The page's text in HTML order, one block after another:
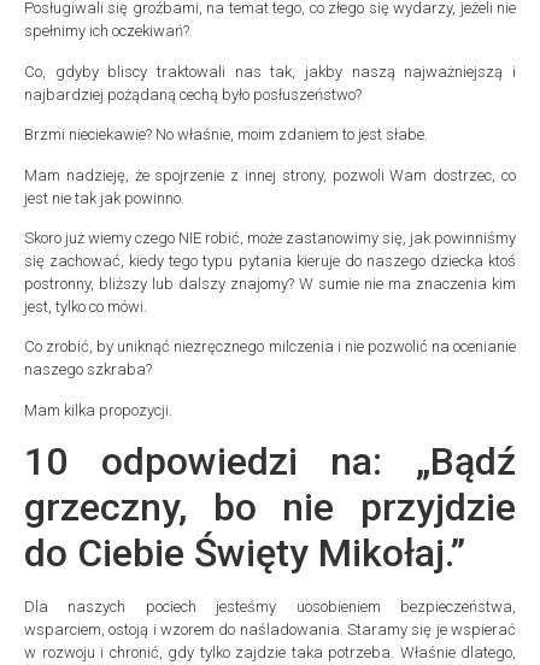
Posługiwali się groźbami, na temat tego, co złego się wydarzy, jeżeli nie
spełnimy ich oczekiwań?
Co, gdyby bliscy traktowali nas tak, jakby naszą najważniejszą i
najbardziej pożądaną cechą było posłuszeństwo?
Brzmi nieciekawie? No właśnie, moim zdaniem to jest słabe.
Mam nadzieję, że spojrzenie z innej strony, pozwoli Wam dostrzec, co
jest nie tak jak powinno.
Skoro już wiemy czego NIE robić, może zastanowimy się, jak powinniśmy
się zachować, kiedy tego typu pytania kieruje do naszego dziecka ktoś
postronny, bliższy lub dalszy znajomy? W sumie nie ma znaczenia kim
jest, tylko co mówi.
Co zrobić, by uniknąć niezręcznego milczenia i nie pozwolić na ocenianie
naszego szkraba?
Mam kilka propozycji.
10 odpowiedzi na: „Bądź
grzeczny, bo nie przyjdzie
do Ciebie Święty Mikołaj.”
Dla naszych pociech jesteśmy uosobieniem bezpieczeństwa,
wsparciem, ostoją i wzorem do naśladowania. Staramy się je wspierać
w rozwoju i chronić, gdy tylko zajdzie taka potrzeba. Właśnie dlatego,